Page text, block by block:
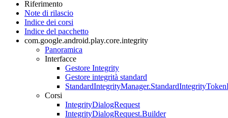
Riferimento
Note di rilascio
Indice dei corsi
Indice del pacchetto
com.google.android.play.core.integrity
Panoramica
Interfacce
Gestore Integrity
Gestore integrità standard
Corsi
IntegrityDialogRequest
IntegrityDialogRequest.Builder